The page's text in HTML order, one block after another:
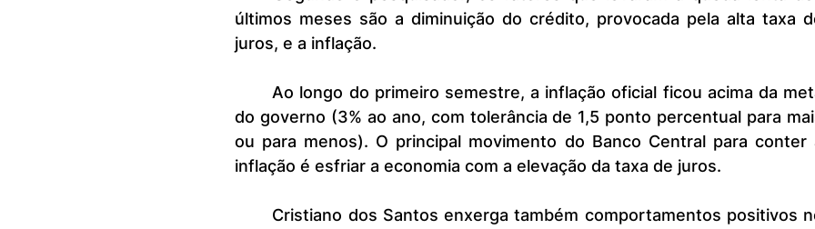
últimos meses são a diminuição do crédito, provocada pela alta taxa
juros, e a inflação.
	Ao longo do primeiro semestre, a inflação oficial ficou acima da meta
do governo (3% ao ano, com tolerância de 1,5 ponto percentual para
ou para menos). O principal movimento do Banco Central para conter
inflação é esfriar a economia com a elevação da taxa de juros.